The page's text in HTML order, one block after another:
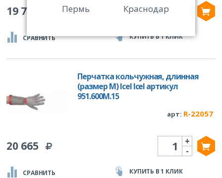
19 789 Количество
СРАВНИТЬ КУПИТЬ В 1 КЛИК
Перчатка кольчужная, длинная
(размер М) Icel Icel артикул
951.600M.15
арт: R-22057
20 665 Количество
-
+
СРАВНИТЬ КУПИТЬ В 1 КЛИК
Пермь
Краснодар